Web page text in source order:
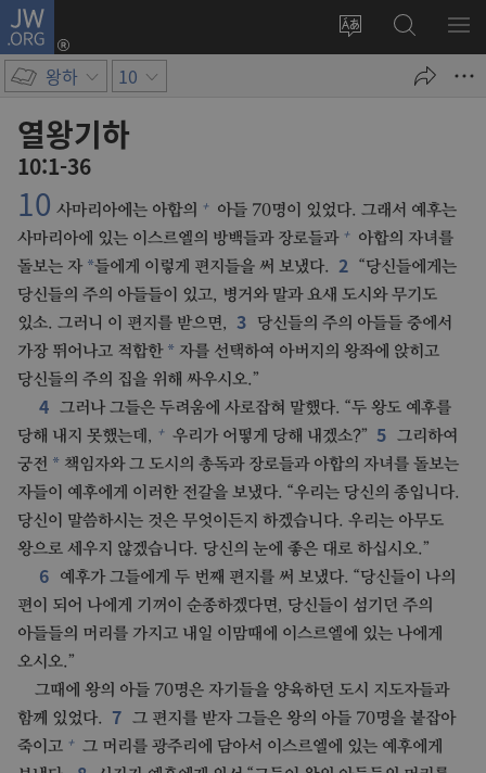
JW.ORG
사이트
로그인
(새로운
JW.ORG
검색
메
왕하 10
열왕기하
10:1-36
10 사마리아에는 아합의 + 아들 70명이 있었다. 그래서 예후는
사마리아에 있는 이스르엘의 방백들과 장로들과 + 아합의 자녀를
돌보는 자 *들에게 이렇게 편지들을 써 보냈다. 2 “당신들에게는
당신들의 주의 아들들이 있고, 병거와 말과 요새 도시와 무기도
있소. 그러니 이 편지를 받으면, 3 당신들의 주의 아들들 중에서
가장 뛰어나고 적합한 * 자를 선택하여 아버지의 왕좌에 앉히고
당신들의 주의 집을 위해 싸우시오.”
4 그러나 그들은 두려움에 사로잡혀 말했다. “두 왕도 예후를
당해 내지 못했는데, + 우리가 어떻게 당해 내겠소?” 5 그리하여
궁전 * 책임자와 그 도시의 총독과 장로들과 아합의 자녀를 돌보는
자들이 예후에게 이러한 전갈을 보냈다. “우리는 당신의 종입니다.
당신이 말씀하시는 것은 무엇이든지 하겠습니다. 우리는 아무도
왕으로 세우지 않겠습니다. 당신의 눈에 좋은 대로 하십시오.”
6
예후가 그들에게 두 번째 편지를 써 보냈다. “당신들이 나의
편이 되어 나에게 기꺼이 순종하겠다면, 당신들이 섬기던 주의
아들들의 머리를 가지고 내일 이맘때에 이스르엘에 있는 나에게
오시오.”
그때에 왕의 아들 70명은 자기들을 양육하던 도시 지도자들과
함께 있었다.
7 그 편지를 받자 그들은 왕의 아들 70명을 붙잡아
죽이고 + 그 머리를 광주리에 담아서 이스르엘에 있는 예후에게